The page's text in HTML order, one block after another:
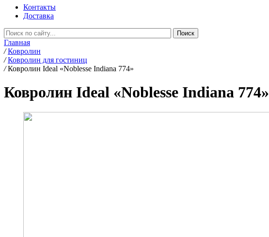
Контакты
Доставка
Главная
/ Ковролин
/ Ковролин для гостиниц
/ Ковролин Ideal «Noblesse Indiana 774»
Ковролин Ideal «Noblesse Indiana 774»